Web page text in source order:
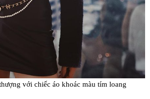
với chiếc áo khoác màu tím loang